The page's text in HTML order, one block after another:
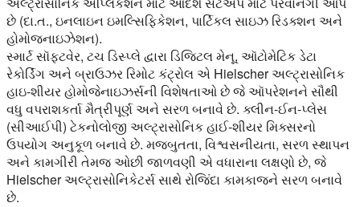
છે (દા.ત., ઇનલાઇન ઇમલ્સિફિકેશન, પાર્ટિકલ સાઇઝ રિડક્શન અને
હોમોજનાઇઝેશન).
સ્માર્ટ સૉફ્ટવેર, ટચ ડિસ્પ્લે દ્વારા ડિજિટલ મેનૂ, ઑટોમેટિક ડેટા
રેકોર્ડિંગ અને બ્રાઉઝર રિમોટ કંટ્રોલ એ Hielscher અલ્ટ્રાસોનિક
હાઇ-શીયર હોમોજેનાઇઝર્સની વિશેષતાઓ છે જે ઑપરેશનને સૌથી
વધુ વપરાશકર્તા મૈત્રીપૂર્ણ અને સરળ બનાવે છે. ક્લીન-ઈન-પ્લેસ
(સીઆઈપી) ટેકનોલોજી અલ્ટ્રાસોનિક હાઈ-શીયર મિક્સરનો
ઉપયોગ અનુકૂળ બનાવે છે. મજબુતતા, વિશ્વસનીયતા, સરળ સ્થાપન
અને કામગીરી તેમજ ઓછી જાળવણી એ વધારાના લક્ષણો છે, જે
Hielscher અલ્ટ્રાસોનિકેટર્સ સાથે રોજિંદા કામકાજને સરળ બનાવે
છે.